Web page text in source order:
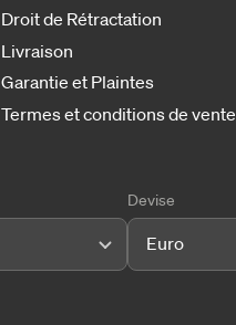
Droit de Rétractation
Livraison
Garantie et Plaintes
Termes et conditions de vente
Devise
Euro